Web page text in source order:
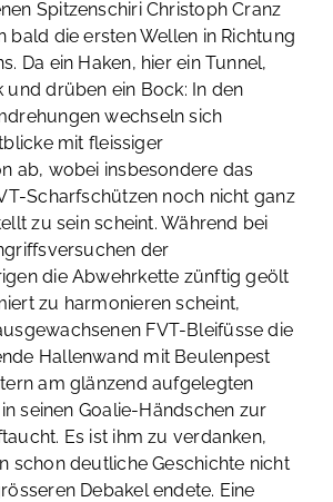
Spitzenschiri Christoph Cranz
bald die ersten Wellen in Richtung
Da ein Haken, hier ein Tunnel,
und drüben ein Bock: In den
wechseln sich
mit fleissiger
ab, wobei insbesondere das
Scharfschützen noch nicht ganz
zu sein scheint. Während bei
der
die Abwehrkette zünftig geölt
zu harmonieren scheint,
FVT-Bleifüsse die
Hallenwand mit Beulenpest
am glänzend aufgelegten
seinen Goalie-Händschen zur
Es ist ihm zu verdanken,
schon deutliche Geschichte nicht
Debakel endete. Eine